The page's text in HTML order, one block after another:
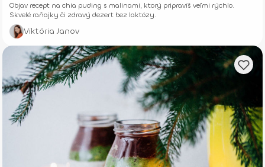
Objav recept na chia puding s malinami, ktorý pripravíš veľmi rýchlo.
Skvelé raňajky či zdravý dezert bez laktózy.
Viktória Janov